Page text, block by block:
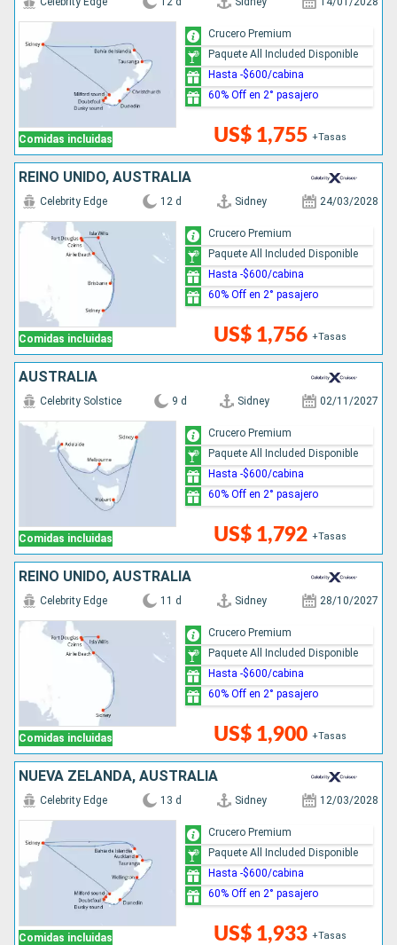
Comidas incluidas US$ 1,755 +Tasas
Crucero Premium
Paquete All Included Disponible
Hasta -$600/cabina
60% Off en 2° pasajero
REINO UNIDO, AUSTRALIA
Comidas incluidas
Celebrity Edge 12 d Sidney 24/03/2028
US$ 1,756 +Tasas
Crucero Premium
Paquete All Included Disponible
Hasta -$600/cabina
60% Off en 2° pasajero
AUSTRALIA
Comidas incluidas
Celebrity Solstice 9 d Sidney 02/11/2027
US$ 1,792 +Tasas
Crucero Premium
Paquete All Included Disponible
Hasta -$600/cabina
60% Off en 2° pasajero
REINO UNIDO, AUSTRALIA
Comidas incluidas
Celebrity Edge 11 d Sidney 28/10/2027
US$ 1,900 +Tasas
Crucero Premium
Paquete All Included Disponible
Hasta -$600/cabina
60% Off en 2° pasajero
NUEVA ZELANDA, AUSTRALIA
Comidas incluidas
Celebrity Edge 13 d Sidney 12/03/2028
US$ 1,933 +Tasas
Crucero Premium
Paquete All Included Disponible
Hasta -$600/cabina
60% Off en 2° pasajero